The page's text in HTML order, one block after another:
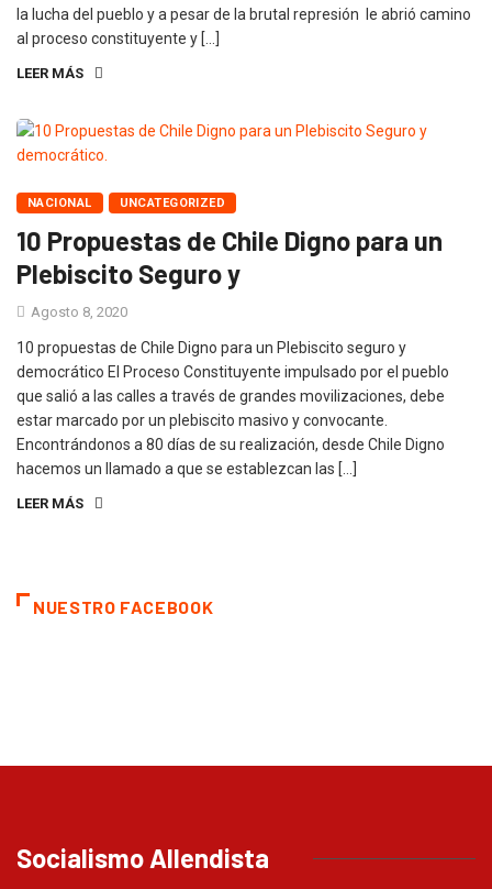
la lucha del pueblo y a pesar de la brutal represión le abrió camino
al proceso constituyente y […]
LEER MÁS
NACIONAL UNCATEGORIZED
10 Propuestas de Chile Digno para un
Plebiscito Seguro y
Agosto 8, 2020
10 propuestas de Chile Digno para un Plebiscito seguro y
democrático El Proceso Constituyente impulsado por el pueblo
que salió a las calles a través de grandes movilizaciones, debe
estar marcado por un plebiscito masivo y convocante.
Encontrándonos a 80 días de su realización, desde Chile Digno
hacemos un llamado a que se establezcan las […]
LEER MÁS
NUESTRO FACEBOOK
Socialismo Allendista